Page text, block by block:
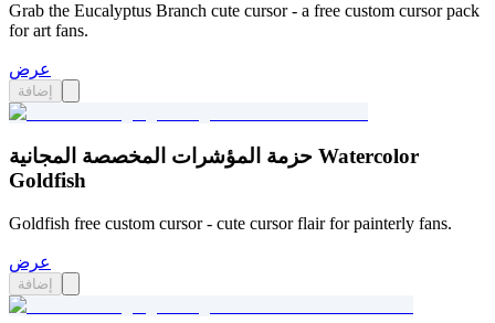
Grab the Eucalyptus Branch cute cursor - a free custom cursor pack
for art fans.
عرض
إضافة
حزمة المؤشرات المخصصة المجانية Watercolor
Goldfish
Goldfish free custom cursor - cute cursor flair for painterly fans.
عرض
إضافة